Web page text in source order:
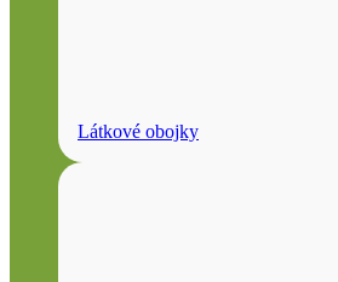
Látkové obojky